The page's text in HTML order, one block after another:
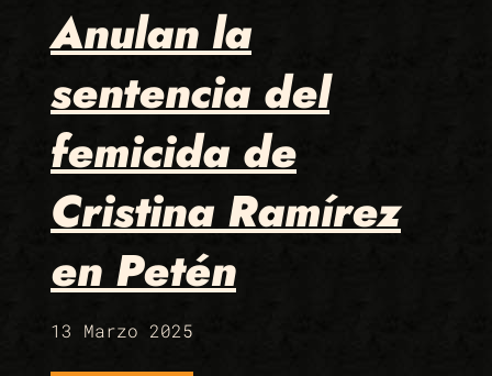
Anulan la
sentencia del
femicida de
Cristina Ramírez
en Petén
13 Marzo 2025